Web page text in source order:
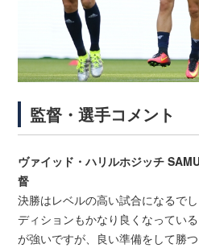
監督・選手コメント
ヴァイッド・ハリルホジッチ
督
決勝はレベルの高い試合になるで
ディションもかなり良くなってい
が強いですが、良い準備をして勝